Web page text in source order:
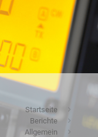
Startseite
Berichte
Allgemein